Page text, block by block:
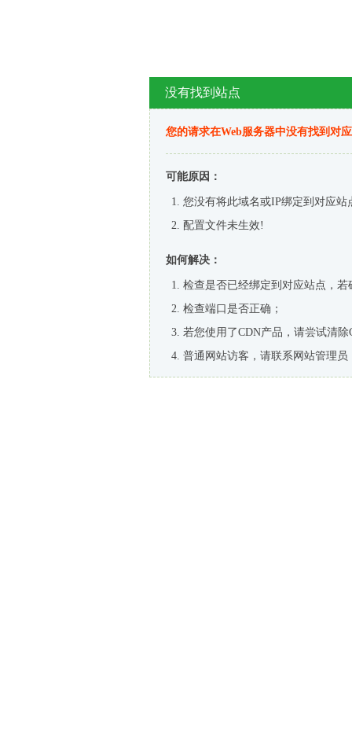
没有找到站点
您的请求在Web服务器中没有找到对
可能原因：
您没有将此域名或IP绑定到对应站
配置文件未生效!
如何解决：
检查是否已经绑定到对应站点，
检查端口是否正确；
若您使用了CDN产品，请尝试清除
普通网站访客，请联系网站管理员